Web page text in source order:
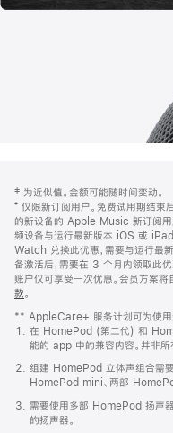
页
页
脚
注
‡ 为近似值。金额可能随时间变动。
⁺ 仅限新订阅用户。免费试用期结束
的新设备的 Apple Music 新订阅用
频设备与运行最新版本 iOS 或
Watch 兑换此优惠，需要与运行最
备激活后，需要在 3 个月内领取此
账户仅可享受一次优惠。会员方案将
款。
窗
口
中
打
开)
** AppleCare+ 服务计划可为使用
在 HomePod (第二代) 和
能的 app 中的兼容内容。并非所
组建 HomePod 立体声组合需
HomePod mini、两部
需要使用多部 HomePod 扬声
的扬声器。